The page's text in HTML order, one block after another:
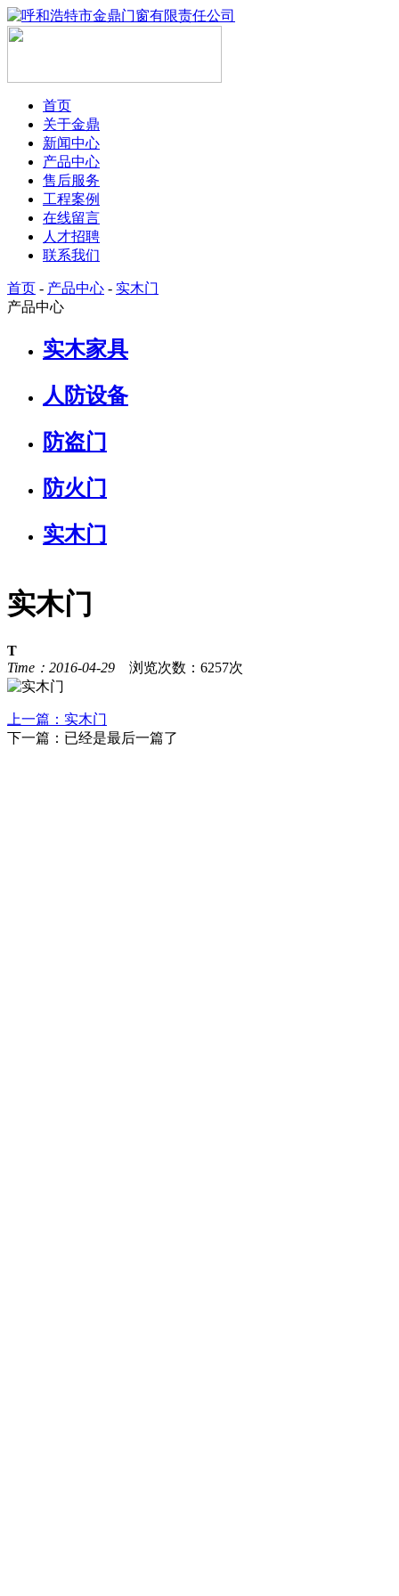
首页
关于金鼎
新闻中心
产品中心
售后服务
工程案例
在线留言
人才招聘
联系我们
首页 - 产品中心 - 实木门
产品中心
实木家具
人防设备
防盗门
防火门
实木门
实木门
T
Time：2016-04-29
浏览次数：6257次
上一篇： 实木门
下一篇： 已经是最后一篇了